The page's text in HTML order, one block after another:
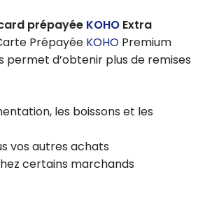
prépayée KOHO Extra
Prépayée KOHO Premium
permet d’obtenir plus de remises
les boissons et les
vos autres achats
certains marchands